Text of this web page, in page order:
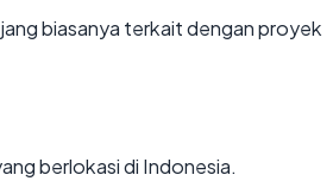
biasanya terkait dengan proyek
berlokasi di Indonesia.